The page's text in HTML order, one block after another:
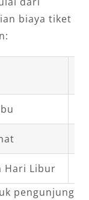
biaya tiket
Hari Libur
pengunjung